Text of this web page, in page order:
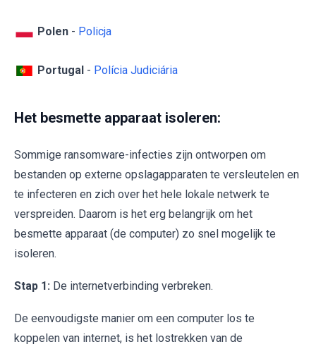
Polen - Policja
Portugal - Polícia Judiciária
Het besmette apparaat isoleren:
Sommige ransomware-infecties zijn ontworpen om
bestanden op externe opslagapparaten te versleutelen en
te infecteren en zich over het hele lokale netwerk te
verspreiden. Daarom is het erg belangrijk om het
besmette apparaat (de computer) zo snel mogelijk te
isoleren.
Stap 1: De internetverbinding verbreken.
De eenvoudigste manier om een computer los te
koppelen van internet, is het lostrekken van de